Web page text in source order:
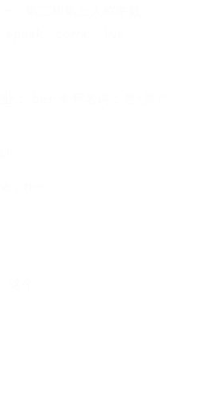
、第二和第三人称单数：
、come、live、
； be+ 专有名词；是+原产
，the。
这个。